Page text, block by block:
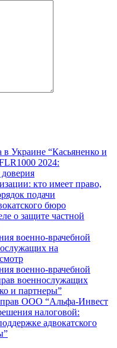
в Украине “Касьяненко и
2024:
кто имеет право,
подачи
бюро
о защите частной
военно-врачебной
на
военно-врачебной
военнослужащих
и партнеры”
ООО “Альфа-Инвест
налоговой:
адвокатского